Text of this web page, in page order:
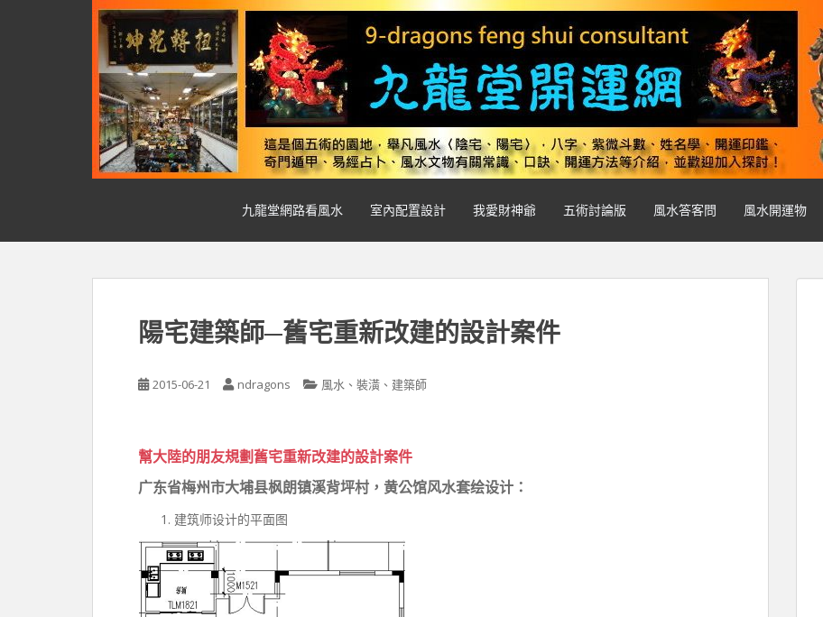
o
九龍堂網路看風水 室內配置設計 我愛財神爺 五術討論版 風水答客問 風水開運物
陽宅建築師─舊宅重新改建的設計案件
2015-06-21 ndragons 風水、裝潢、建築師
幫大陸的朋友規劃舊宅重新改建的設計案件
广东省梅州市大埔县枫朗镇溪背坪村，黄公馆风水套绘设计：
建筑师设计的平面图